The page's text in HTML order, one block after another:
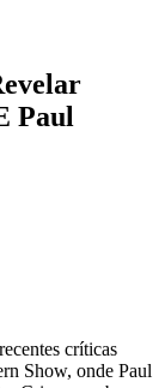
Paul
críticas
Show, onde Paul